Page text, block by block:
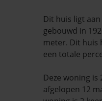
Dit huis ligt aan
gebouwd in
meter. Dit huis
een totale
Deze woning
afgelopen 12